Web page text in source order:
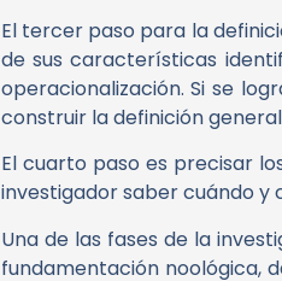
El tercer paso para la
de sus características
operacionalización. Si se
construir la definición
El cuarto paso es precisar
investigador saber cuándo
Una de las fases de la
fundamentación noológica,